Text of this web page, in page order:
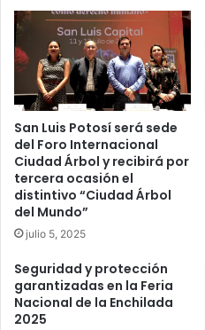
San Luis Potosí será sede
del Foro Internacional
Ciudad Árbol y recibirá por
tercera ocasión el
distintivo “Ciudad Árbol
del Mundo”
julio 5, 2025
Seguridad y protección
garantizadas en la Feria
Nacional de la Enchilada
2025